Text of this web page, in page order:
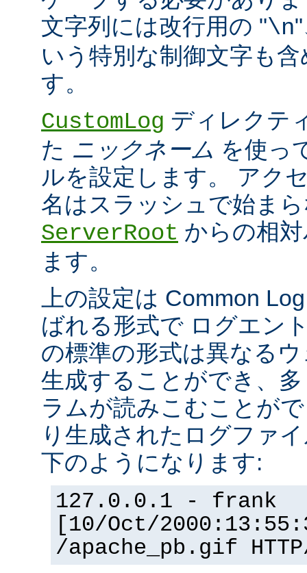
文字列には改行用の "\n
いう特別な制御文字も
す。
CustomLog ディレクテ
た ニックネーム を使っ
ルを設定します。 アク
名はスラッシュで始ま
ServerRoot からの相
ます。
上の設定は Common
ばれる形式で ログエン
の標準の形式は異なる
生成することができ、
ラムが読みこむことが
り生成されたログファ
下のようになります:
127.0.0.1 - frank
[10/Oct/
/apache_pb.gif